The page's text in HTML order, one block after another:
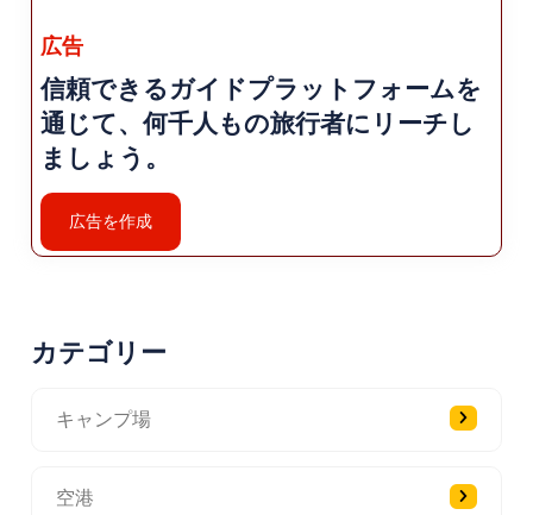
広告
信頼できるガイドプラットフォームを
通じて、何千人もの旅行者にリーチし
ましょう。
広告を作成
カテゴリー
キャンプ場
空港